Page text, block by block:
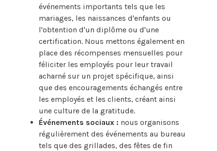
événements importants tels que les
mariages, les naissances d'enfants ou
l'obtention d'un diplôme ou d'une
certification. Nous mettons également en
place des récompenses mensuelles pour
féliciter les employés pour leur travail
acharné sur un projet spécifique, ainsi
que des encouragements échangés entre
les employés et les clients, créant ainsi
une culture de la gratitude.
Événements sociaux : nous organisons
régulièrement des événements au bureau
tels que des grillades, des fêtes de fin